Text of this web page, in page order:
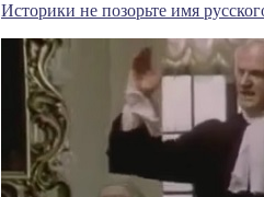
Историки не позорьте имя